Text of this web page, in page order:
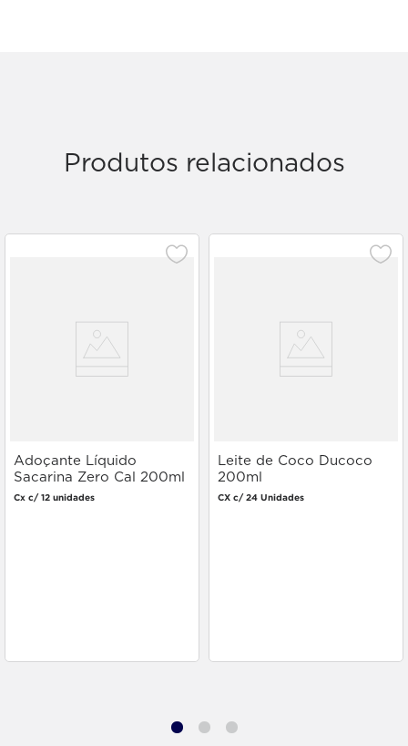
Produtos relacionados
Adoçante Líquido
Sacarina Zero Cal 200ml
Cx c/ 12 unidades
Leite de Coco Ducoco
200ml
CX c/ 24 Unidades